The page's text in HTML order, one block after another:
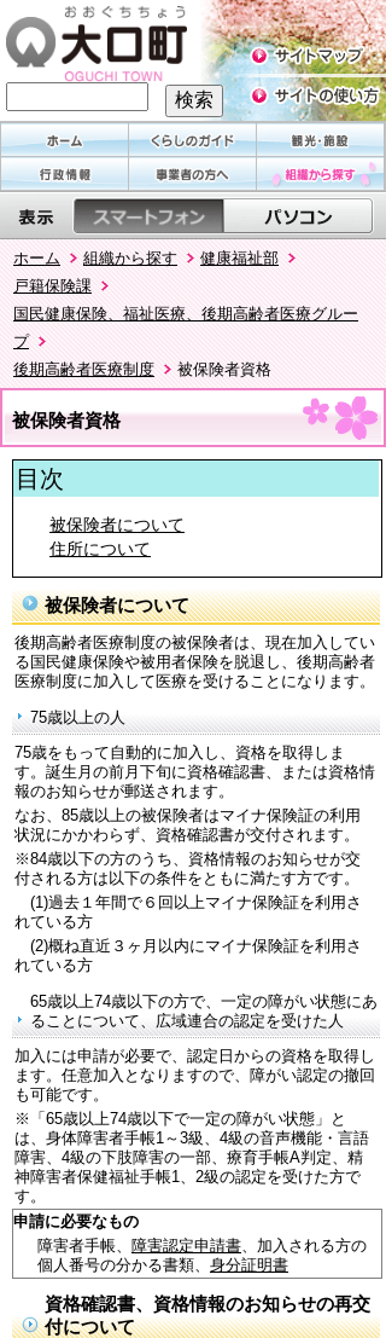
ホーム 組織から探す
健康福祉部
戸籍保険課
国民健康保険、福祉医療、後期高齢者医療グルー
プ
後期高齢者医療制度
被保険者資格
被保険者資格
目次
被保険者について
住所について
被保険者について
後期高齢者医療制度の被保険者は、現在加入してい
る国民健康保険や被用者保険を脱退し、後期高齢者
医療制度に加入して医療を受けることになります。
75歳以上の人
75歳をもって自動的に加入し、資格を取得しま
す。誕生月の前月下旬に資格確認書、または資格情
報のお知らせが郵送されます。
なお、85歳以上の被保険者はマイナ保険証の利用
状況にかかわらず、資格確認書が交付されます。
※84歳以下の方のうち、資格情報のお知らせが交
付される方は以下の条件をともに満たす方です。
(1)過去１年間で６回以上マイナ保険証を利用さ
れている方
(2)概ね直近３ヶ月以内にマイナ保険証を利用さ
れている方
65歳以上74歳以下の方で、一定の障がい状態にあ
ることについて、広域連合の認定を受けた人
加入には申請が必要で、認定日からの資格を取得し
ます。任意加入となりますので、障がい認定の撤回
も可能です。
※「65歳以上74歳以下で一定の障がい状態」と
は、身体障害者手帳1～3級、4級の音声機能・言語
障害、4級の下肢障害の一部、療育手帳A判定、精
神障害者保健福祉手帳1、2級の認定を受けた方で
す。
申請に必要なもの
障害者手帳、 障害認定申請書、加入される方の
個人番号の分かる書類、 身分証明書
資格確認書、資格情報のお知らせの再交
付について